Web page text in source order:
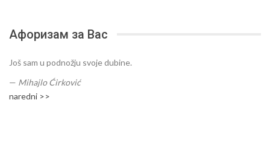
Афоризам за Вас
Još sam u podnožju svoje dubine.
— Mihajlo Ćirković
naredni >>